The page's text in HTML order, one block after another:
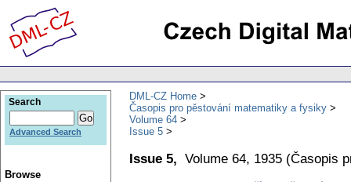
DML-CZ Home
Časopis pro pěstování matematiky a fysiky
Volume 64
Issue 5
Issue 5, Volume 64, 1935 (Časopis
Search
Advanced Search
Browse